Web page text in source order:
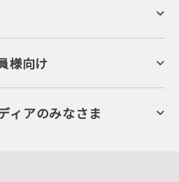
ング
様向け
員規程）
ィアのみなさま